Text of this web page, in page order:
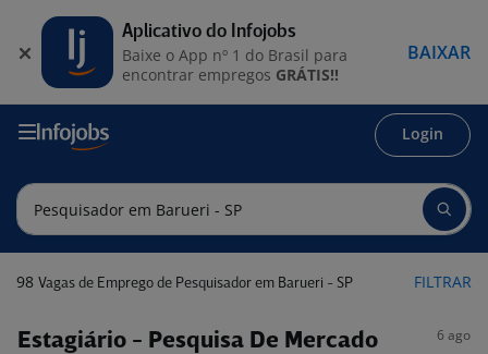
Login
98 Vagas de Emprego de Pesquisador em Barueri - SP FILTRAR
Estagiário - Pesquisa De Mercado 6 ago
Aplicativo do Infojobs
Baixe o App nº 1 do Brasil para
encontrar empregos GRÁTIS!!
BAIXAR